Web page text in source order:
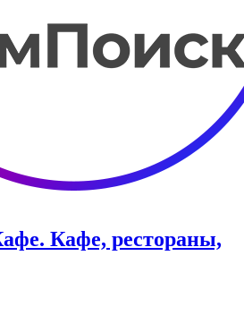
Кафе, рестораны,